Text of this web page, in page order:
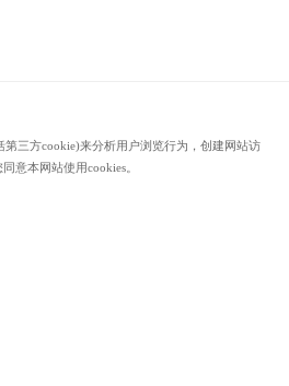
三方cookie)来分析用户浏览行为，创建网站访
意本网站使用cookies。